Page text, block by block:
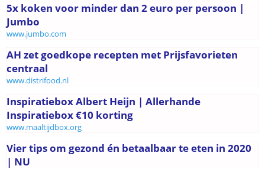
5x koken voor minder dan 2 euro per persoon |
Jumbo
www.jumbo.com
AH zet goedkope recepten met Prijsfavorieten
centraal
www.distrifood.nl
Inspiratiebox Albert Heijn | Allerhande
Inspiratiebox €10 korting
www.maaltijdbox.org
Vier tips om gezond én betaalbaar te eten in 2020
| NU